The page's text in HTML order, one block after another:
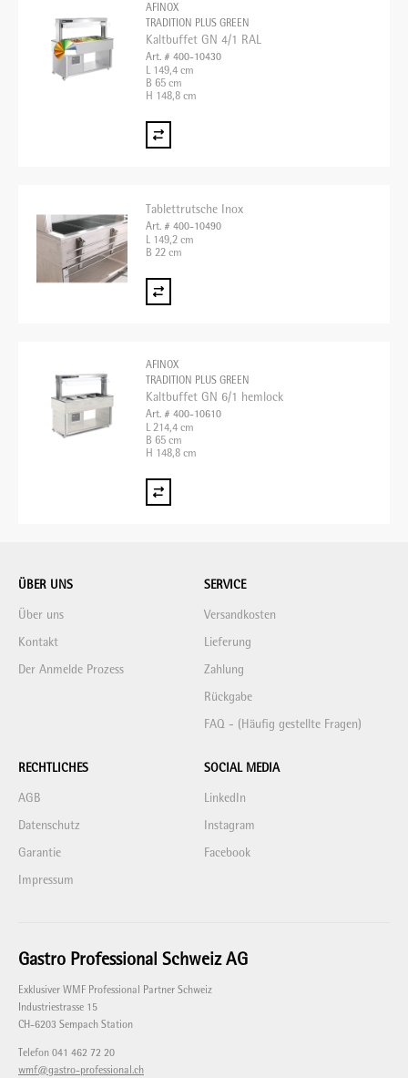
AFINOX
TRADITION PLUS GREEN
Kaltbuffet GN 4/1 RAL
Art. # 400-10430
L 149,4 cm
B 65 cm
H 148,8 cm
Tablettrutsche Inox
Art. # 400-10490
L 149,2 cm
B 22 cm
AFINOX
TRADITION PLUS GREEN
Kaltbuffet GN 6/1 hemlock
Art. # 400-10610
L 214,4 cm
B 65 cm
H 148,8 cm
ÜBER UNS
Über uns
Kontakt
Der Anmelde Prozess
SERVICE
Versandkosten
Lieferung
Zahlung
Rückgabe
FAQ - (Häufig gestellte Fragen)
RECHTLICHES
AGB
Datenschutz
Garantie
Impressum
SOCIAL MEDIA
LinkedIn
Instagram
Facebook
Gastro Professional Schweiz AG
Exklusiver WMF Professional Partner Schweiz
Industriestrasse 15
CH-6203 Sempach Station
Telefon 041 462 72 20
wmf@gastro-professional.ch